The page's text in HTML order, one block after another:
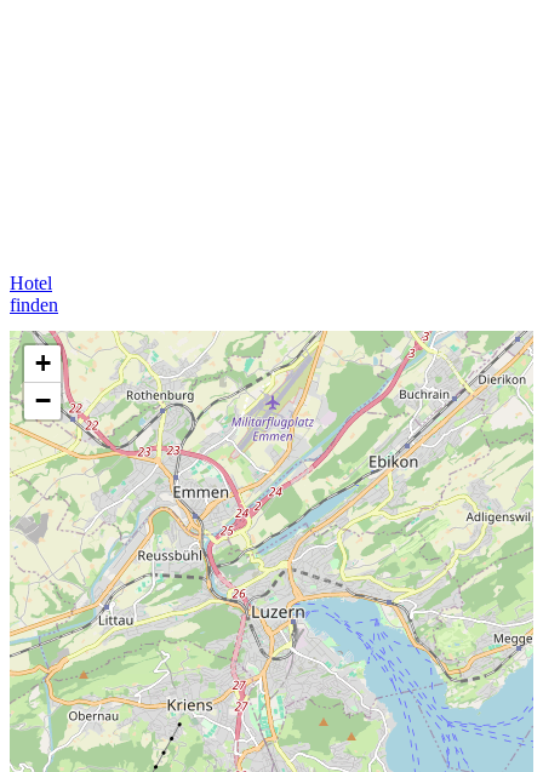
Hotel
finden
+
−